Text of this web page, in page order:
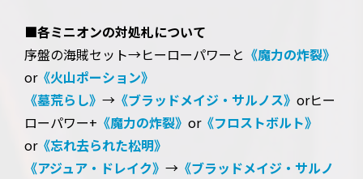
■各ミニオンの対処札について
序盤の海賊セット→ヒーローパワーと 《魔力の炸裂》
or《火山ポーション》
《墓荒らし》 → 《ブラッドメイジ・サルノス》 orヒー
ローパワー+ 《魔力の炸裂》 or《フロストボルト》
or《忘れ去られた松明》
《アジュア・ドレイク》 → 《ブラッドメイジ・サルノ